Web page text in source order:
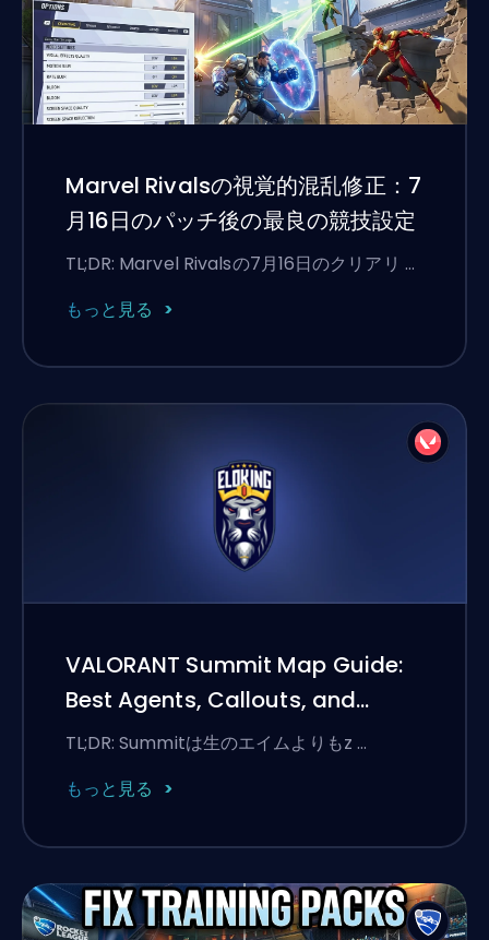
Marvel Rivalsの視覚的混乱修正：7
月16日のパッチ後の最良の競技設定
TL;DR: Marvel Rivalsの7月16日のクリアリ …
もっと見る
VALORANT Summit Map Guide:
Best Agents, Callouts, and
Smokes
TL;DR: Summitは生のエイムよりもz …
もっと見る